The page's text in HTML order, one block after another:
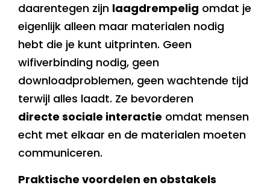
daarentegen zijn laagdrempelig omdat je
eigenlijk alleen maar materialen nodig
hebt die je kunt uitprinten. Geen
wifiverbinding nodig, geen
downloadproblemen, geen wachtende tijd
terwijl alles laadt. Ze bevorderen
directe sociale interactie omdat mensen
echt met elkaar en de materialen moeten
communiceren.
Praktische voordelen en obstakels